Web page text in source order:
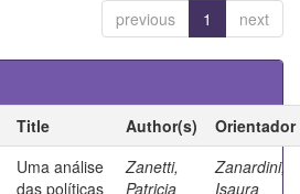
previous 1 next
Title Author(s)
Orientador
Uma análise
das políticas
Zanetti,
Patricia
Zanardini,
Isaura